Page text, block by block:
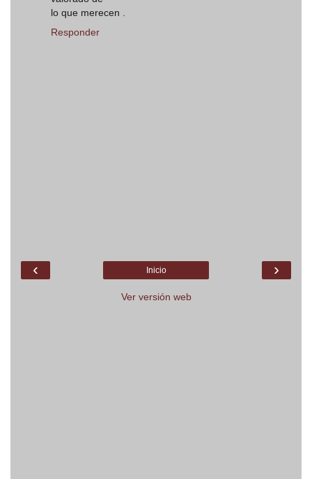
lo que merecen .
Responder
‹ ›
Inicio
Ver versión web